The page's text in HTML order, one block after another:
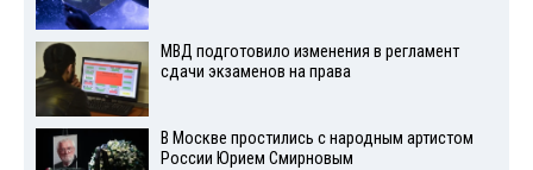
МВД подготовило изменения в регламент
сдачи экзаменов на права
В Москве простились с народным артистом
России Юрием Смирновым